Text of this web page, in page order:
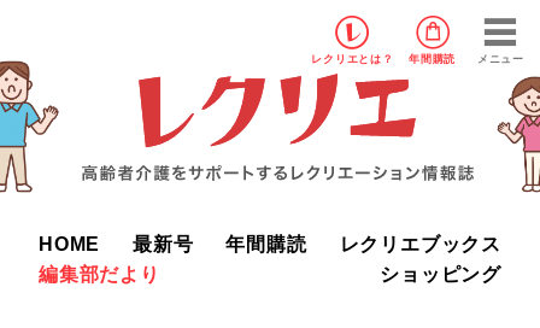
レクリエ とは？ 年間購読 メニュー
HOME 最新号 年間購読
レクリエブックス
編集部だより
ショッピング